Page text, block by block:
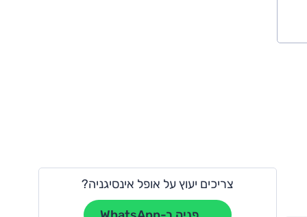
צריכים יעוץ על אופל אינסיגניה?